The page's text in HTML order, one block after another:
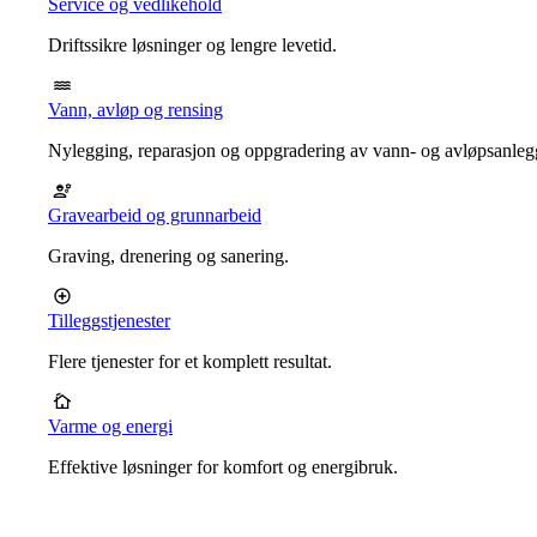
Driftssikre løsninger og lengre levetid.
Vann, avløp og rensing
Nylegging, reparasjon og oppgradering av vann- og
Gravearbeid og grunnarbeid
Graving, drenering og sanering.
Tilleggstjenester
Flere tjenester for et komplett resultat.
Varme og energi
Effektive løsninger for komfort og energibruk.